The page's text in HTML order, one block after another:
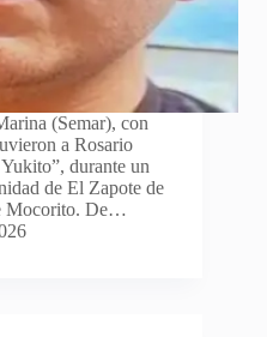
(Semar), con
a Rosario
durante un
de El Zapote de
Mocorito. De…